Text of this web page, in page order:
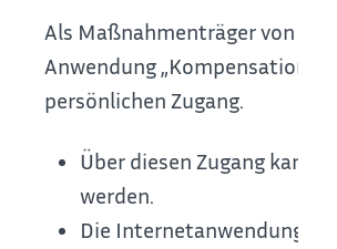
Als Maßnahmenträger von
Anwendung
persönlichen Zugang.
Über diesen Zugang kann
werden.
Die Internetanwendung